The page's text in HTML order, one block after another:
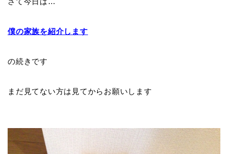
僕の家族を紹介します
の続きです
まだ見てない方は見てからお願いします